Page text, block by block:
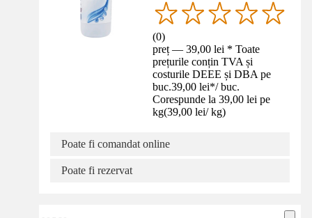
(0)
preț — 39,00 lei * Toate
prețurile conțin TVA și
costurile DEEE și DBA pe
buc.39,00 lei*/ buc.
Corespunde la 39,00 lei pe
kg(39,00 lei/ kg)
Poate fi comandat online
Poate fi rezervat